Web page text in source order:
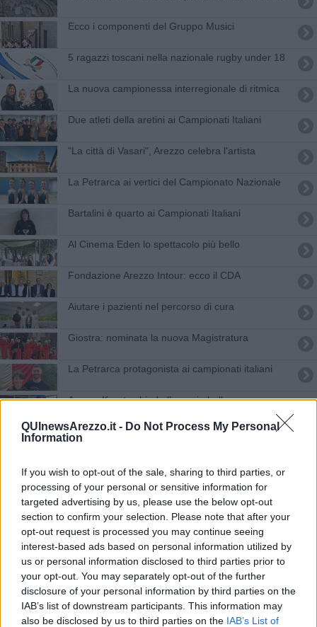
QUInewsArezzo.it - Do Not Process My Personal
Information
If you wish to opt-out of the sale, sharing to third parties, or
processing of your personal or sensitive information for
targeted advertising by us, please use the below opt-out
section to confirm your selection. Please note that after your
opt-out request is processed you may continue seeing
interest-based ads based on personal information utilized by
us or personal information disclosed to third parties prior to
your opt-out. You may separately opt-out of the further
disclosure of your personal information by third parties on the
IAB’s list of downstream participants. This information may
also be disclosed by us to third parties on the IAB’s List of
Ecco i componenti del Gruppo Musici
5 ragazzi toscani nella nazionale rugby under 18
La nuova campionessa interregionale di ritmica
​Due atleti della aretini ai Campionati Italiani
"​La città di Vasari", Arezzo celebra l'artista
​La Petrarca ai vertici del Campionato Nazionale
Bartalini è quarto ai Campionati Italiani
​Al Cinema Eden lo spettacolo più bello
Fondazione Arezzo Intour: ecco il CDA
Aiutare i pazienti nel percorso di cura
Giostra: nominata la nuova Magistratura
​La Petrarca protagonista ai campionati italiani
Arezzo Karate chiude l’anno in bellezza
Ginnastica Petrarca, distanti ma uniti sui social
Ginnastica Petrarca, il bilancio della ritmica
La Ginnastica Petrarca al World Gymnaestrada
Due medaglie conquistate ai Campionati Italiani
​La Ginnastica Petrarca ai vertici della serie B
​La Petrarca è quinta al Campionato Italiano